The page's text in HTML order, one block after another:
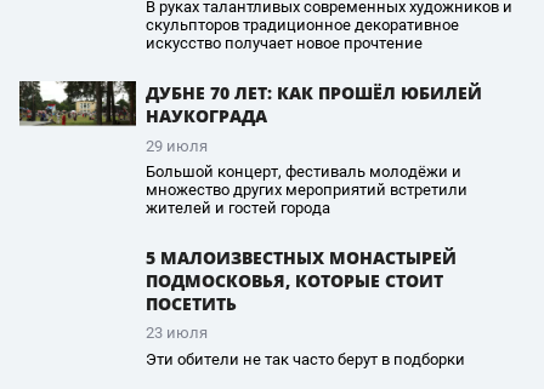
В руках талантливых современных художников и
скульпторов традиционное декоративное
искусство получает новое прочтение
ДУБНЕ 70 ЛЕТ: КАК ПРОШЁЛ ЮБИЛЕЙ
НАУКОГРАДА
29 июля
Большой концерт, фестиваль молодёжи и
множество других мероприятий встретили
жителей и гостей города
5 МАЛОИЗВЕСТНЫХ МОНАСТЫРЕЙ
ПОДМОСКОВЬЯ, КОТОРЫЕ СТОИТ
ПОСЕТИТЬ
23 июля
Эти обители не так часто берут в подборки